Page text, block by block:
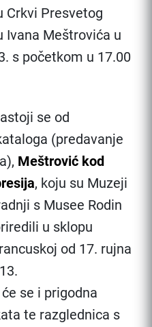
Crkvi Presvetog
Ivana Meštrovića u
s početkom u 17.00
se od
(predavanje
Meštrović kod
, koju su Muzeji
s Musee Rodin
u sklopu
od 17. rujna
se i prigodna
te razglednica s